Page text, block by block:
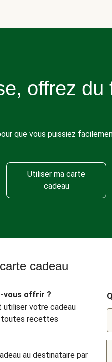
offrez du
que vous puissiez
Utiliser ma carte
cadeau
cadeau
vous offrir ?
utiliser votre cadeau
recettes
au destinataire par